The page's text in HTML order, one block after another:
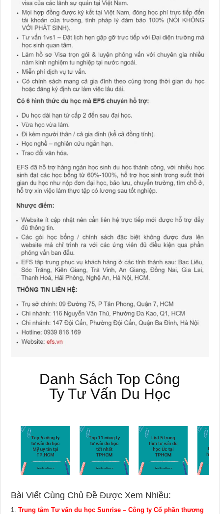
Danh Sách Top Công
Ty Tư Vấn Du Học
Bài Viết Cùng Chủ Đề Được Xem Nhiều:
Trung tâm Tư vấn du học Sunrise – Công ty Cổ phần thương